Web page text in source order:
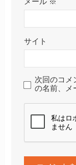
メール ※
サイト
次回のコメ
の名前、メ